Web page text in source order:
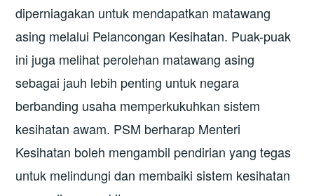
diperniagakan untuk mendapatkan matawang
asing melalui Pelancongan Kesihatan. Puak-puak
ini juga melihat perolehan matawang asing
sebagai jauh lebih penting untuk negara
berbanding usaha memperkukuhkan sistem
kesihatan awam. PSM berharap Menteri
Kesihatan boleh mengambil pendirian yang tegas
untuk melindungi dan membaiki sistem kesihatan